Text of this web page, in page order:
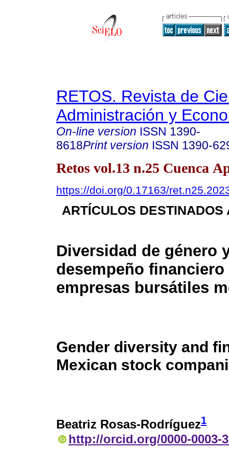
RETOS. Revista de
Administración y
On-line version ISSN 1390-
8618Print version ISSN 1390-
Retos vol.13 n.25 Cuenca
https://doi.org/0.17163/
ARTÍCULOS DESTINADOS
Diversidad de género
desempeño financiero
empresas bursátiles
Gender diversity and
Mexican stock
Beatriz Rosas-Rodríguez1
http://orcid.org/0000-0003-